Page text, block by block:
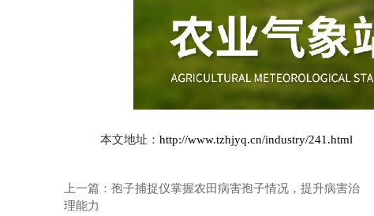
本文地址：http://www.tzhjyq.cn/industry/241.html
上一篇： 孢子捕捉仪掌握农田病害孢子情况，提升病害治
理能力